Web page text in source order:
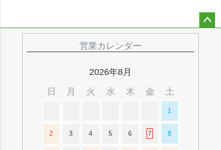
営業カレンダー
2026年8月
日
月 火 水 木 金 土
1
2 3 4 5 6 7 8